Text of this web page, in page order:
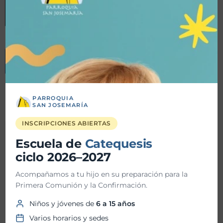
Más
info
Detalles
Fecha inicio:
Fecha fin: 06-09-2023
Hora inicio:06:00 PM
PARROQUIA
SAN JOSEMARÍA
INSCRIPCIONES ABIERTAS
Escuela de Catequesis
ciclo 2026–2027
Acompañamos a tu hijo en su preparación para la
Primera Comunión y la Confirmación.
Niños y jóvenes de6 a 15 años
Varios horarios y sedes